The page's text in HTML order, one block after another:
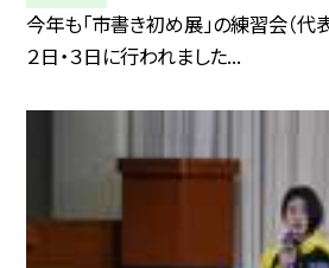
今年も「市書き初め展」の練習会（
２日・３日に行われました...